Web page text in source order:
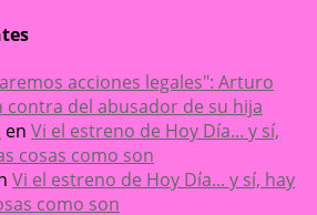
acciones legales": Arturo
contra del abusador de su hija
en Vi el estreno de Hoy Día... y sí,
cosas como son
Vi el estreno de Hoy Día... y sí, hay
como son